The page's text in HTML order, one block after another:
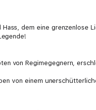
dem eine grenzenlose
von Regimegegnern,
von einem